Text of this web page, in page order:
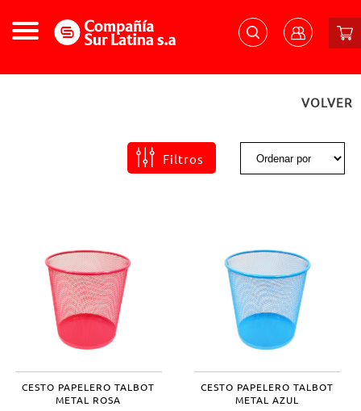
VOLVER
Filtros
CESTO PAPELERO TALBOT
METAL ROSA
CESTO PAPELERO TALBOT
METAL AZUL